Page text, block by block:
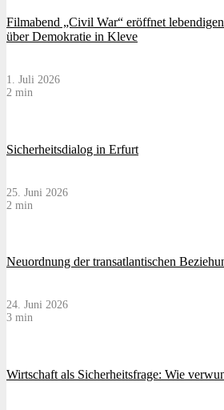
Filmabend „Civil War“ eröffnet
über Demokratie in Kleve
1. Juli 2026
2 min
Sicherheitsdialog in Erfurt
25. Juni 2026
2 min
Neuordnung der transatlantischen
24. Juni 2026
3 min
Wirtschaft als Sicherheitsfrage: Wie